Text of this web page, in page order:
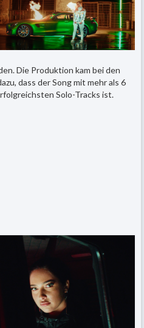
Die Produktion kam bei den
dass der Song mit mehr als 6
Solo-Tracks ist.